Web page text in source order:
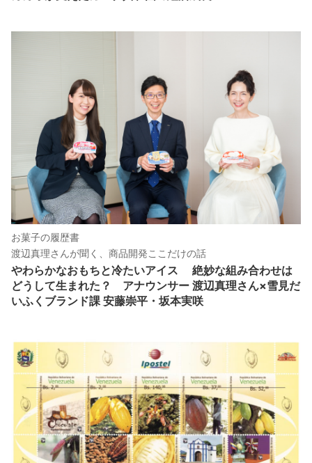
お菓子の履歴書
渡辺真理さんが聞く、商品開発ここだけの話
やわらかなおもちと冷たいアイス 絶妙な組み合わせは
どうして生まれた？ アナウンサー 渡辺真理さん×雪見だ
いふくブランド課 安藤崇平・坂本実咲